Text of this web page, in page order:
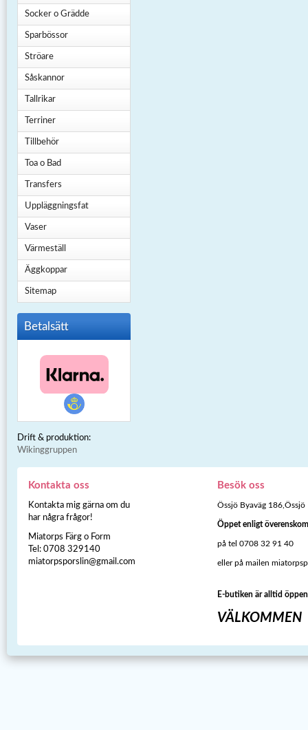
Socker o Grädde
Sparbössor
Ströare
Såskannor
Tallrikar
Terriner
Tillbehör
Toa o Bad
Transfers
Uppläggningsfat
Vaser
Värmeställ
Äggkoppar
Sitemap
Betalsätt
Drift & produktion:
Wikinggruppen
Kontakta oss
Kontakta mig gärna om du
har några frågor!
Miatorps Färg o Form
Tel: 0708 329140
miatorpsporslin@gmail.com
Besök oss
Össjö Byaväg 186,Össjö
Öppet enligt
på tel 0708 32 91 40
eller på mailen
E-butiken är alltid öppen
VÄLKOMMEN